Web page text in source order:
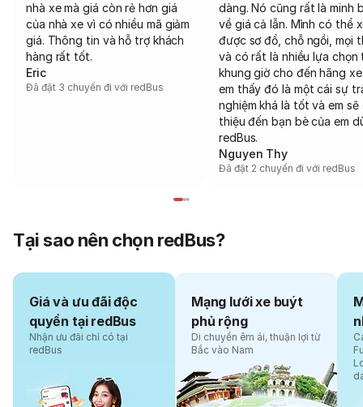
nhà xe mà giá còn rẻ hơn giá
của nhà xe vì có nhiều mã giảm
giá. Thông tin và hỗ trợ khách
hàng rất tốt.
Eric
Đã đặt 3 chuyến đi với redBus
dàng. Nó cũng rất là minh
về giá cả lẫn. Mình có thể
được sơ đồ, chỗ ngồi, mọi
và có rất là nhiều lựa chọn
khung giờ cho đến hãng
em thấy đó là một cái sự
nghiệm khá là tốt và em sẽ
thiệu đến bạn bè của em
redBus.
Nguyen Thy
Đã đặt 2 chuyến đi với redBus
Tại sao nên chọn redBus?
Giá và ưu đãi độc
quyền tại redBus
Nhận ưu đãi chỉ có tại
redBus
Mạng lưới xe buýt
phủ rộng
Di chuyển êm ái, thuận lợi từ
Bắc vào Nam